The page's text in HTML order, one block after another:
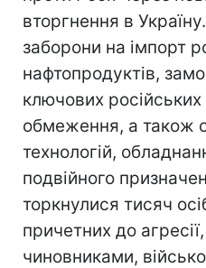
вторгнення в
заборони на імпорт
нафтопродуктів,
ключових російських
обмеження, а також
технологій,
подвійного
торкнулися тисяч
причетних до
чиновниками,